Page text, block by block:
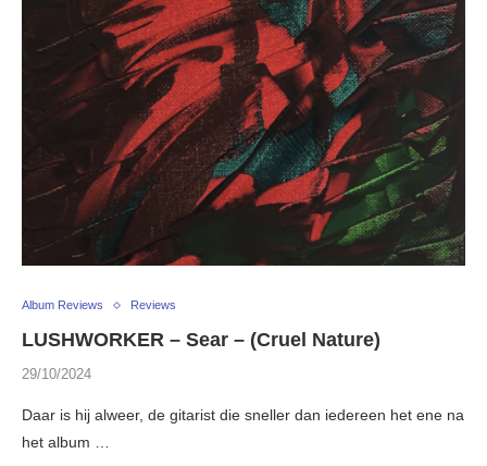
Album Reviews Reviews
LUSHWORKER – Sear – (Cruel Nature)
29/10/2024
Daar is hij alweer, de gitarist die sneller dan iedereen het ene na
het album …